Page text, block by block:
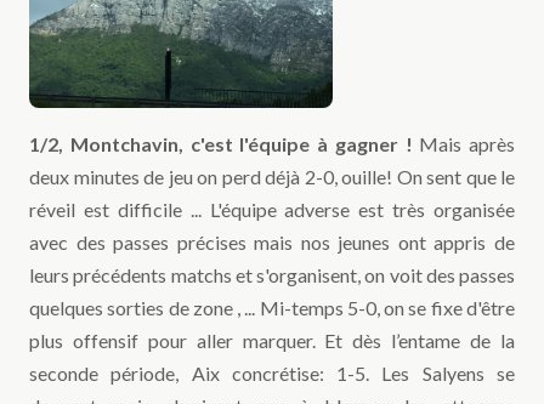
1/2, Montchavin, c'est l'équipe à gagner! Mais après
deux minutes de jeu on perd déjà 2-0, ouille! On sent que le
réveil est difficile ... L'équipe adverse est très organisée
avec des passes précises mais nos jeunes ont appris de
leurs précédents matchs et s'organisent, on voit des passes
quelques sorties de zone , ... Mi-temps 5-0, on se fixe d'être
plus offensif pour aller marquer. Et dès l’entame de la
seconde période, Aix concrétise: 1-5. Les Salyens se